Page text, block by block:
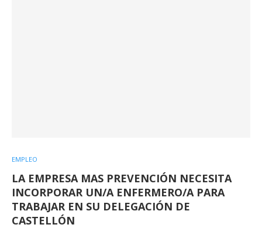
EMPLEO
LA EMPRESA MAS PREVENCIÓN NECESITA
INCORPORAR UN/A ENFERMERO/A PARA
TRABAJAR EN SU DELEGACIÓN DE
CASTELLÓN